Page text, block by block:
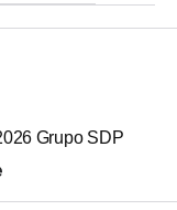
Grupo SDP